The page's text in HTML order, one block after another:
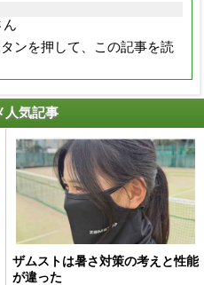
ん
ンを押して、この記事を読
人気記事
ザムストは暑さ対策の考えと性能
が違った